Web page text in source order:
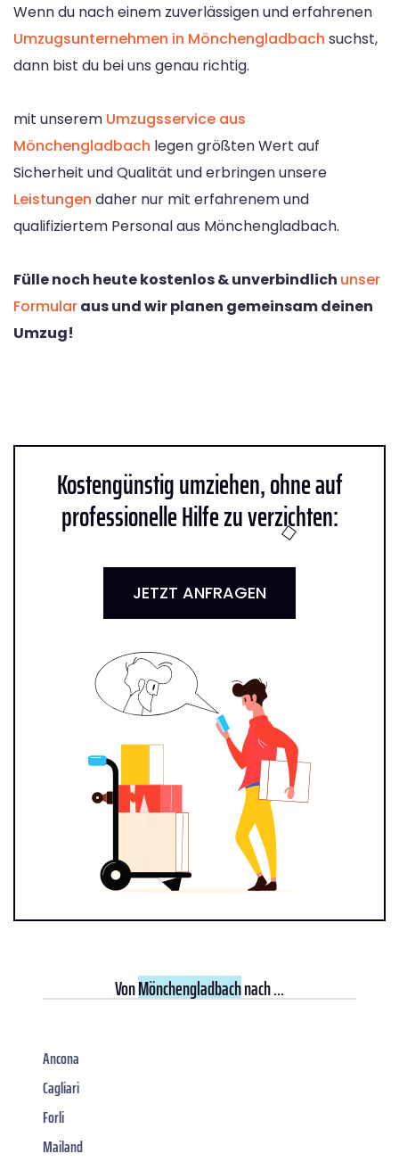
Wenn du nach einem zuverlässigen und erfahrenen
Umzugsunternehmen in Mönchengladbach suchst,
dann bist du bei uns genau richtig.
mit unserem Umzugsservice aus
Mönchengladbach legen größten Wert auf
Sicherheit und Qualität und erbringen unsere
Leistungen daher nur mit erfahrenem und
qualifiziertem Personal aus Mönchengladbach.
Fülle noch heute kostenlos & unverbindlich unser
Formularaus und wir planen gemeinsam deinen
Umzug!
Kostengünstig umziehen, ohne auf
professionelle Hilfe zu verzichten:
JETZT ANFRAGEN
VonMönchengladbachnach ...
Ancona
Cagliari
Forli
Mailand